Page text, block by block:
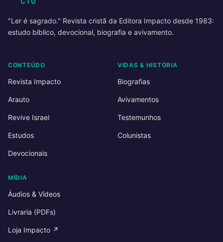
"Ler é sagrado." Revista cristã da Editora Impacto desde 1983:
estudo bíblico, devocional, biografia e avivamento.
CONTEÚDO
Revista Impacto
Arauto
Revive Israel
Estudos
Devocionais
VIDAS & HISTÓRIA
Biografias
Avivamentos
Testemunhos
Colunistas
MÍDIA
Áudios & Vídeos
Livraria (PDFs)
Loja Impacto ↗